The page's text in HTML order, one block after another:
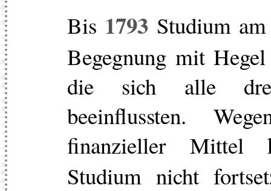
Bis 1793 Studium
Begegnung mit
die sich alle drei
beeinflussten.
finanzieller Mittel
Studium nicht